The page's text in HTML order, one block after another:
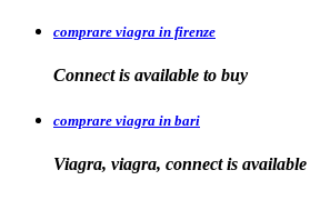
comprare viagra in firenze
Connect is available to buy
comprare viagra in bari
Viagra, viagra, connect is